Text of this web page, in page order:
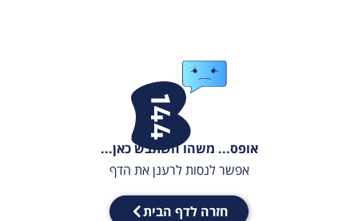
אופס... משהו השתבש כאן...
אפשר לנסות לרענן את הדף
חזרה לדף הבית